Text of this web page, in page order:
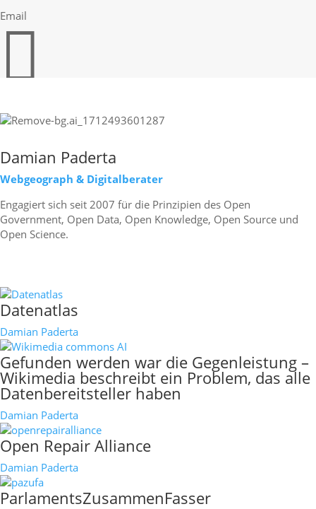
Email

Damian Paderta
Webgeograph & Digitalberater
Engagiert sich seit 2007 für die Prinzipien des Open
Government, Open Data, Open Knowledge, Open Source und
Open Science.
Datenatlas
Damian Paderta
Gefunden werden war die Gegenleistung –
Wikimedia beschreibt ein Problem, das alle
Datenbereitsteller haben
Damian Paderta
Open Repair Alliance
Damian Paderta
ParlamentsZusammenFasser